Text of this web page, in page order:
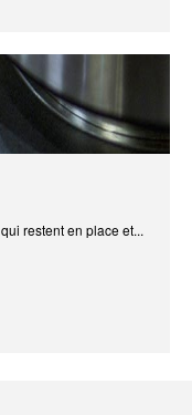
restent en place et...